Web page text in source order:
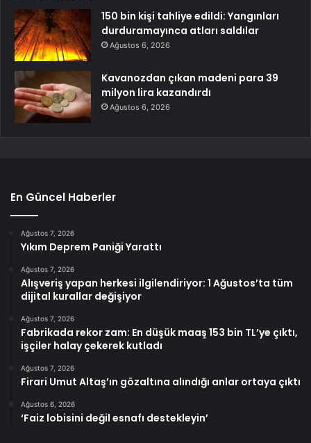
150 bin kişi tahliye edildi: Yangınları
durduramayınca atları saldılar
Ağustos 6, 2026
Kavanozdan çıkan madeni para 39
milyon lira kazandırdı
Ağustos 6, 2026
En Güncel Haberler
Ağustos 7, 2026
Yıkım Deprem Paniği Yarattı
Ağustos 7, 2026
Alışveriş yapan herkesi ilgilendiriyor: 1 Ağustos’ta tüm
dijital kurallar değişiyor
Ağustos 7, 2026
Fabrikada rekor zam: En düşük maaş 153 bin TL’ye çıktı,
işçiler halay çekerek kutladı
Ağustos 7, 2026
Firari Umut Altaş’ın gözaltına alındığı anlar ortaya çıktı
Ağustos 6, 2026
‘Faiz lobisini değil esnafı destekleyin’